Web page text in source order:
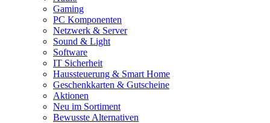
Gaming
PC Komponenten
Netzwerk & Server
Sound & Light
Software
IT Sicherheit
Haussteuerung & Smart Home
Geschenkkarten & Gutscheine
Aktionen
Neu im Sortiment
Bewusste Alternativen